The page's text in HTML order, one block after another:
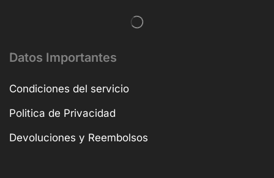
Datos Importantes
Condiciones del servicio
Politica de Privacidad
Devoluciones y Reembolsos